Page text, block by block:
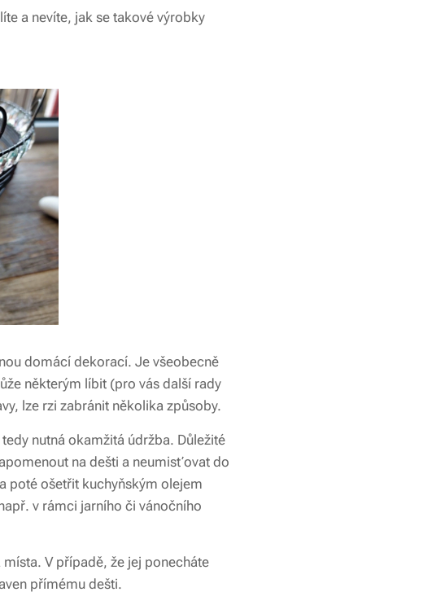
a nevíte, jak se takové výrobky
domácí dekorací. Je všeobecně
některým líbit (pro vás další rady
lze rzi zabránit několika způsoby.
nutná okamžitá údržba. Důležité
na dešti a neumisťovat do
poté ošetřit kuchyňským olejem
v rámci jarního či vánočního
V případě, že jej ponecháte
přímému dešti.